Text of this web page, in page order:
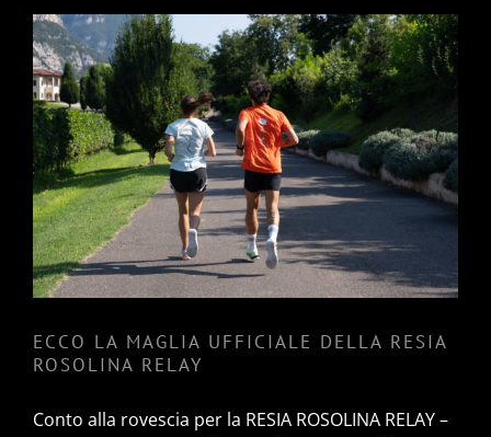
ECCO LA MAGLIA UFFICIALE
DELLA RESIA ROSOLINA RELAY
ECCO LA MAGLIA UFFICIALE DELLA RESIA
ROSOLINA RELAY
Conto alla rovescia per la RESIA ROSOLINA RELAY –